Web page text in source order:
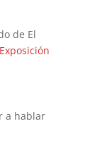
de El
Exposición
a hablar